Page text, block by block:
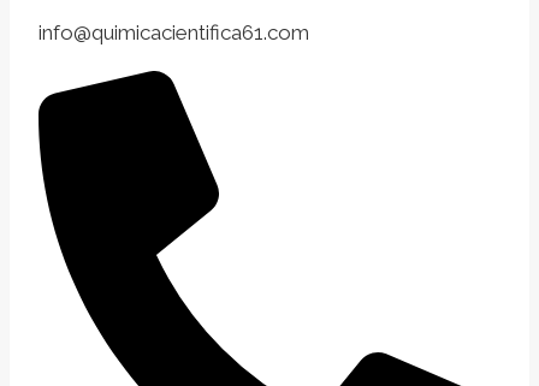
info@quimicacientifica61.com